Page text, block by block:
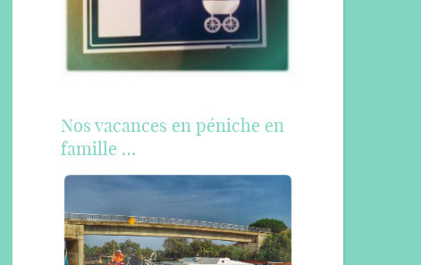
Nos vacances en péniche en
famille …